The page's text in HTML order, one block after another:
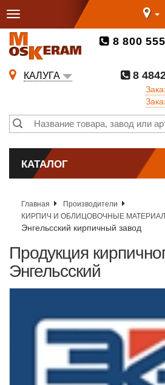
8 800
КАЛУГА
8
КАТАЛОГ
Главная
Производители
КИРПИЧ И ОБЛИЦОВОЧНЫЕ
Энгельсский кирпичный завод
Продукция
Энгельсский